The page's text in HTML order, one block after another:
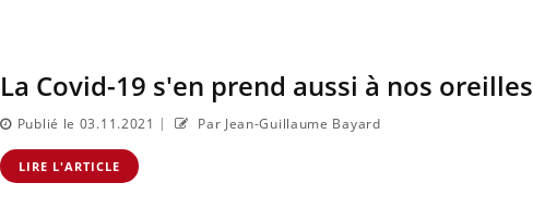
La Covid-19 s'en prend aussi à nos oreilles
Publié le 03.11.2021 | Par Jean-Guillaume Bayard
LIRE L'ARTICLE